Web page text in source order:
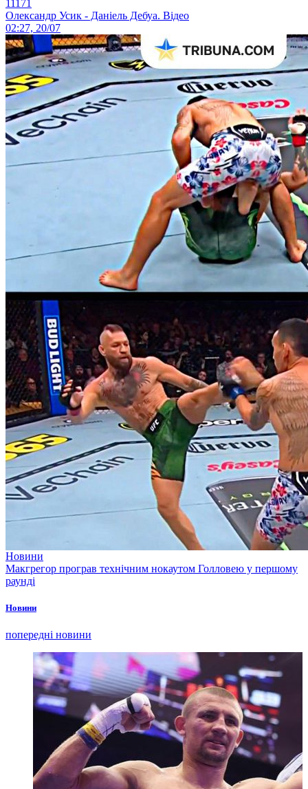
11171
Олександр Усик - Даніель Дебуа. Відео
02:27, 20/07
Новини
Макгрегор програв технічним нокаутом Голловею у першому
раунді
Новини
попередні новини